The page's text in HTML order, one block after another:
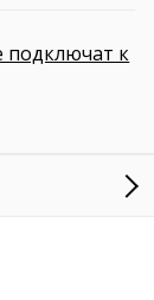
подключат к